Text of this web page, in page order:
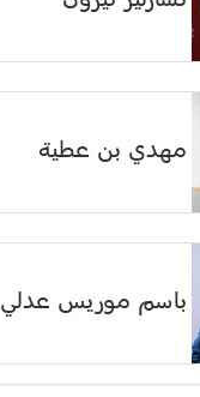
مهدي بن عطية
باسم موريس عدلي